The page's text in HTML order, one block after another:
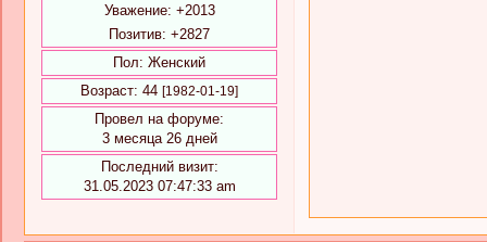
Уважение: +2013
Позитив: +2827
Пол: Женский
Возраст: 44 [1982-01-19]
Провел на форуме:
3 месяца 26 дней
Последний визит:
31.05.2023 07:47:33 am